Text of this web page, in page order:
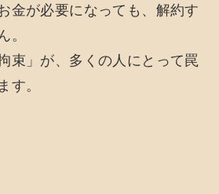
金が必要になっても、解約す
。
束」が、多くの人にとって罠
す。